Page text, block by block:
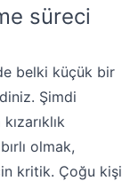
süreci
belki küçük bir
Şimdi
olmak,
kritik. Çoğu kişi